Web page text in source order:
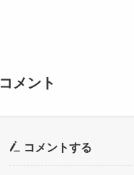
コメント
コメントする